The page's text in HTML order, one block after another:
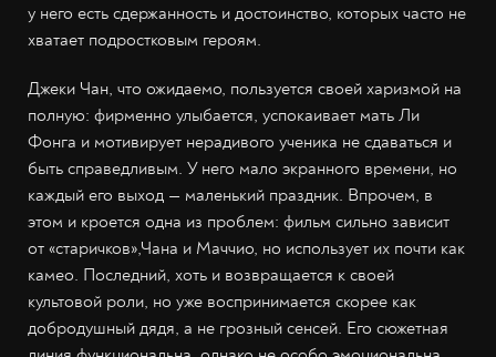
у него есть сдержанность и достоинство, которых часто не
хватает подростковым героям.
Джеки Чан, что ожидаемо, пользуется своей харизмой на
полную: фирменно улыбается, успокаивает мать Ли
Фонга и мотивирует нерадивого ученика не сдаваться и
быть справедливым. У него мало экранного времени, но
каждый его выход — маленький праздник. Впрочем, в
этом и кроется одна из проблем: фильм сильно зависит
от «старичков»,Чана и Маччио, но использует их почти как
камео. Последний, хоть и возвращается к своей
культовой роли, но уже воспринимается скорее как
добродушный дядя, а не грозный сенсей. Его сюжетная